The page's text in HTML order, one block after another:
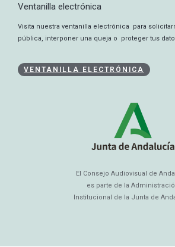
Ventanilla electrónica
Visita nuestra ventanilla electrónica para
pública, interponer una queja o proteger tus
VENTANILLA ELECTRÓNICA
El Consejo Audiovisual de
es parte de la
Institucional de la Junta de